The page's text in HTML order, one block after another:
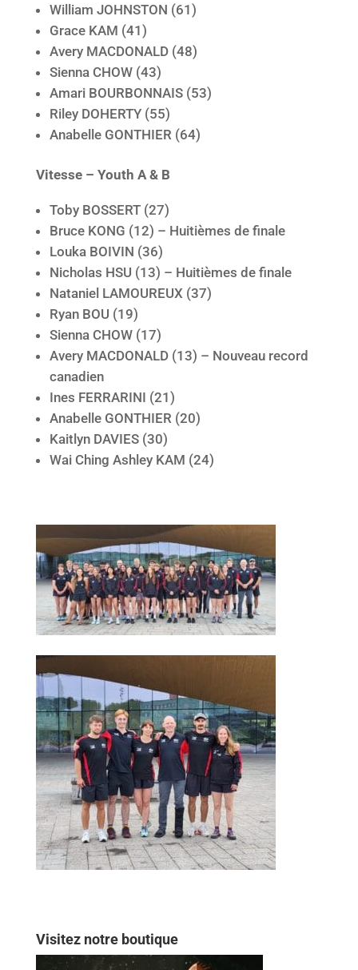
William JOHNSTON (61)
Grace KAM (41)
Avery MACDONALD (48)
Sienna CHOW (43)
Amari BOURBONNAIS (53)
Riley DOHERTY (55)
Anabelle GONTHIER (64)
Vitesse – Youth A & B
Toby BOSSERT (27)
Bruce KONG (12) – Huitièmes de finale
Louka BOIVIN (36)
Nicholas HSU (13) – Huitièmes de finale
Nataniel LAMOUREUX (37)
Ryan BOU (19)
Sienna CHOW (17)
Avery MACDONALD (13) – Nouveau record
canadien
Ines FERRARINI (21)
Anabelle GONTHIER (20)
Kaitlyn DAVIES (30)
Wai Ching Ashley KAM (24)
Visitez notre boutique